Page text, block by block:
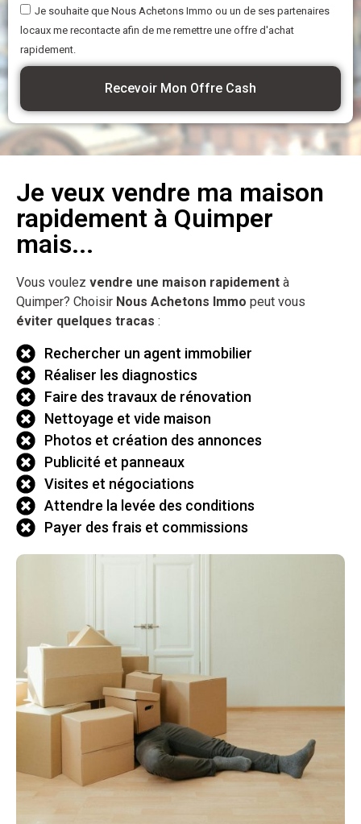
Je souhaite que Nous Achetons Immo ou un de ses partenaires
locaux me recontacte afin de me remettre une offre d'achat
rapidement.
Recevoir Mon Offre Cash
Je veux vendre ma maison
rapidement à Quimper
mais...
Vous voulez vendre une maison rapidement à
Quimper? Choisir Nous Achetons Immo peut vous
éviter quelques tracas :
Rechercher un agent immobilier
Réaliser les diagnostics
Faire des travaux de rénovation
Nettoyage et vide maison
Photos et création des annonces
Publicité et panneaux
Visites et négociations
Attendre la levée des conditions
Payer des frais et commissions